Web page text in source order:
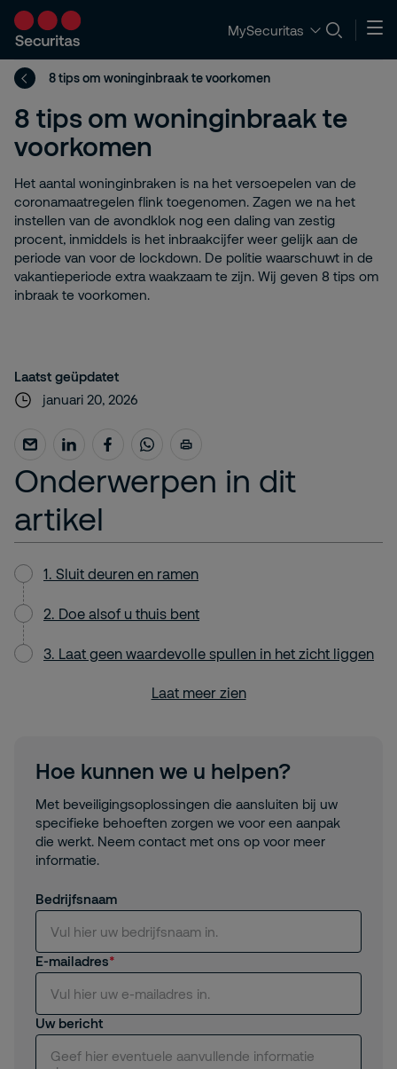
MySecuritas
8 tips om woninginbraak te voorkomen
8 tips om woninginbraak te
voorkomen
Het aantal woninginbraken is na het versoepelen van de
coronamaatregelen flink toegenomen. Zagen we na het
instellen van de avondklok nog een daling van zestig
procent, inmiddels is het inbraakcijfer weer gelijk aan de
periode van voor de lockdown. De politie waarschuwt in de
vakantieperiode extra waakzaam te zijn. Wij geven 8 tips om
inbraak te voorkomen.
Laatst geüpdatet
januari 20, 2026
Onderwerpen in dit
artikel
1. Sluit deuren en ramen
2. Doe alsof u thuis bent
3. Laat geen waardevolle spullen in het zicht liggen
Laat meer zien
Hoe kunnen we u helpen?
Met beveiligingsoplossingen die aansluiten bij uw
specifieke behoeften zorgen we voor een aanpak
die werkt. Neem contact met ons op voor meer
informatie.
Bedrijfsnaam
E-mailadres
Uw bericht